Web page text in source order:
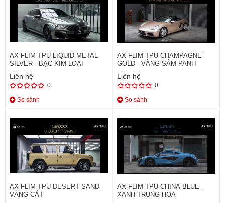
AX FLIM TPU LIQUID METAL
SILVER - BẠC KIM LOẠI
Liên hệ
0
So sánh
AX FLIM TPU CHAMPAGNE
GOLD - VÀNG SÂM PANH
Liên hệ
0
So sánh
AX FLIM TPU DESERT SAND -
VÀNG CÁT
AX FLIM TPU CHINA BLUE -
XANH TRUNG HOA